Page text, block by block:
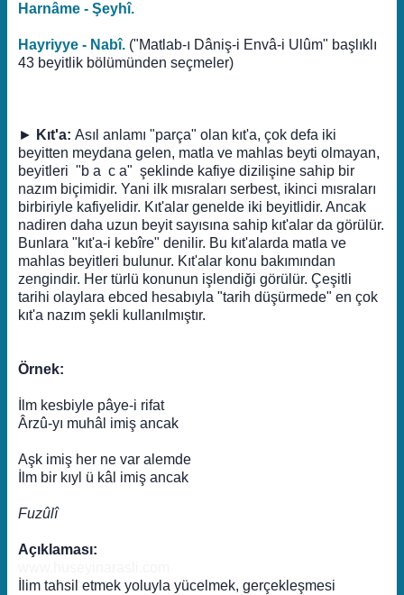
Harnâme - Şeyhî.
Hayriyye - Nabî. ("Matlab-ı Dâniş-i Envâ-i Ulûm" başlıklı
43 beyitlik bölümünden seçmeler)
► Kıt'a: Asıl anlamı "parça" olan kıt'a, çok defa iki
beyitten meydana gelen, matla ve mahlas beyti olmayan,
beyitleri "b a c a" şeklinde kafiye dizilişine sahip bir
nazım biçimidir. Yani ilk mısraları serbest, ikinci mısraları
birbiriyle kafiyelidir. Kıt'alar genelde iki beyitlidir. Ancak
nadiren daha uzun beyit sayısına sahip kıt'alar da görülür.
Bunlara "kıt'a-i kebîre" denilir. Bu kıt'alarda matla ve
mahlas beyitleri bulunur. Kıt'alar konu bakımından
zengindir. Her türlü konunun işlendiği görülür. Çeşitli
tarihi olaylara ebced hesabıyla "tarih düşürmede" en çok
kıt'a nazım şekli kullanılmıştır.
Örnek:
İlm kesbiyle pâye-i rifat
Ârzû-yı muhâl imiş ancak
Aşk imiş her ne var alemde
İlm bir kıyl ü kâl imiş ancak
Fuzûlî
Açıklaması:
İlim tahsil etmek yoluyla yücelmek, gerçekleşmesi